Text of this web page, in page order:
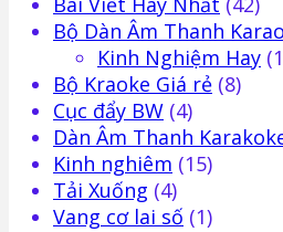
Bộ Dàn Âm Thanh
Kinh Nghiệm Hay
Bộ Kraoke Giá rẻ (8)
Cục đẩy BW (4)
Dàn Âm Thanh
Kinh nghiêm (15)
Tải Xuống (4)
Vang cơ lai số (1)